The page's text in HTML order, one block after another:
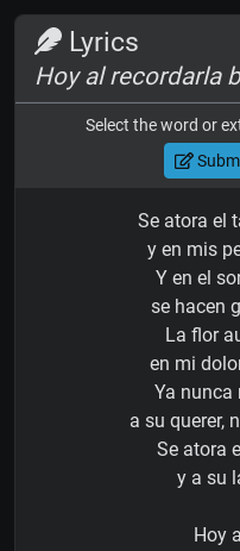
Lyrics
Hoy al recordarla
Select the word or
Se atora el
y en mis
Y en el
se hacen
La flor
en mi
Ya nunca
a su querer,
Se atora
y a su
Hoy